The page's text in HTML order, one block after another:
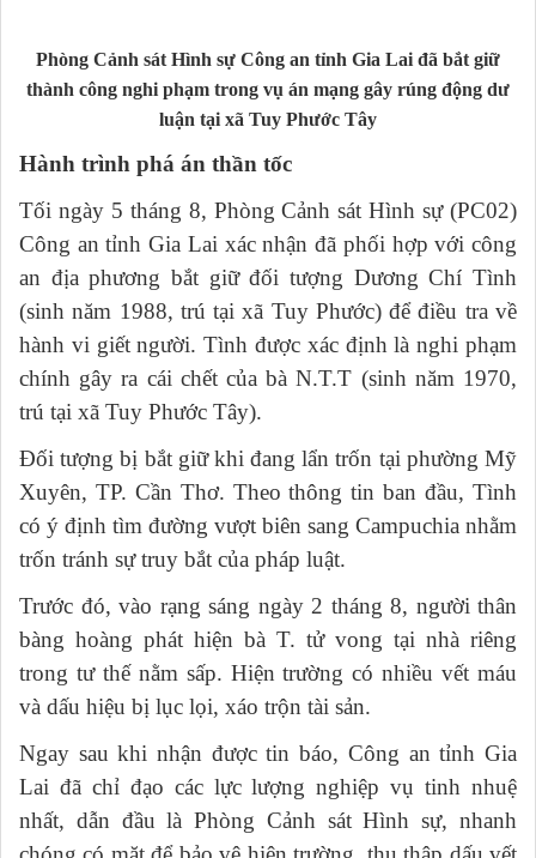
Phòng Cảnh sát Hình sự Công an tỉnh Gia Lai đã bắt giữ
thành công nghi phạm trong vụ án mạng gây rúng động dư
luận tại xã Tuy Phước Tây
Hành trình phá án thần tốc
Tối ngày 5 tháng 8, Phòng Cảnh sát Hình sự (PC02)
Công an tỉnh Gia Lai xác nhận đã phối hợp với công
an địa phương bắt giữ đối tượng Dương Chí Tình
(sinh năm 1988, trú tại xã Tuy Phước) để điều tra về
hành vi giết người. Tình được xác định là nghi phạm
chính gây ra cái chết của bà N.T.T (sinh năm 1970,
trú tại xã Tuy Phước Tây).
Đối tượng bị bắt giữ khi đang lẩn trốn tại phường Mỹ
Xuyên, TP. Cần Thơ. Theo thông tin ban đầu, Tình
có ý định tìm đường vượt biên sang Campuchia nhằm
trốn tránh sự truy bắt của pháp luật.
Trước đó, vào rạng sáng ngày 2 tháng 8, người thân
bàng hoàng phát hiện bà T. tử vong tại nhà riêng
trong tư thế nằm sấp. Hiện trường có nhiều vết máu
và dấu hiệu bị lục lọi, xáo trộn tài sản.
Ngay sau khi nhận được tin báo, Công an tỉnh Gia
Lai đã chỉ đạo các lực lượng nghiệp vụ tinh nhuệ
nhất, dẫn đầu là Phòng Cảnh sát Hình sự, nhanh